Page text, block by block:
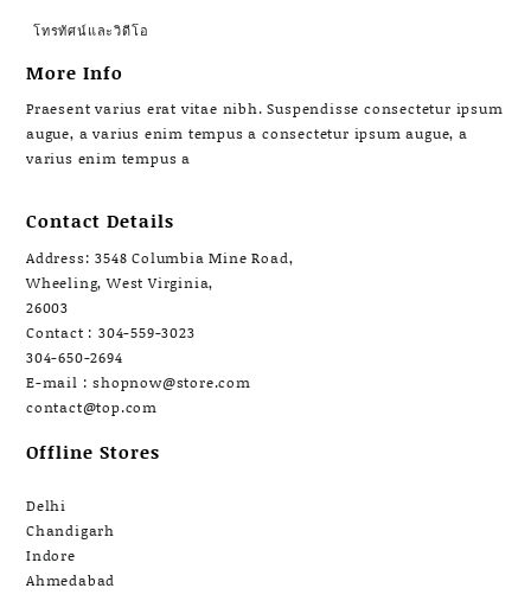
โทรทัศน์และวิดีโอ
More Info
Praesent varius erat vitae nibh. Suspendisse consectetur ipsum
augue, a varius enim tempus a consectetur ipsum augue, a
varius enim tempus a
Contact Details
Address: 3548 Columbia Mine Road,
Wheeling, West Virginia,
26003
Contact : 304-559-3023
304-650-2694
E-mail : shopnow@store.com
contact@top.com
Offline Stores
Delhi
Chandigarh
Indore
Ahmedabad